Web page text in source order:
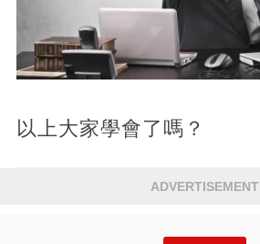
以上大家學會了嗎？
ADVERTISEMENT